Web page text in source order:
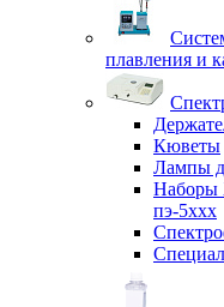
плавления и
Кюветы
Лампы
Наборы
пэ-5ххх